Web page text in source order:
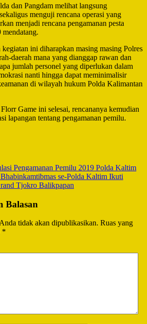
dan Pangdam melihat langsung
menguji rencana operasi yang
menjadi rencana pengamanan pesta
kegiatan ini diharapkan masing masing Polres
daerah mana yang dianggap rawan dan
jumlah personel yang diperlukan dalam
nanti hingga dapat meminimalisir
di wilayah hukum Polda Kalimantan
Game ini selesai, rencananya kemudian
lapangan tentang pengamanan pemilu.
Pengamanan Pemilu 2019 Polda Kaltim
se-Polda Kaltim Ikuti
Tjokro Balikpapan
Balasan
tidak akan dipublikasikan. Ruas yang
*